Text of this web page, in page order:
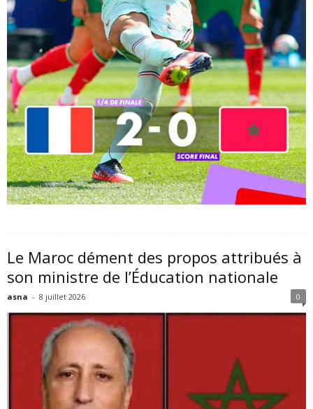
Le Maroc dément des propos attribués à
son ministre de l’Éducation nationale
asna - 8 juillet 2026 0